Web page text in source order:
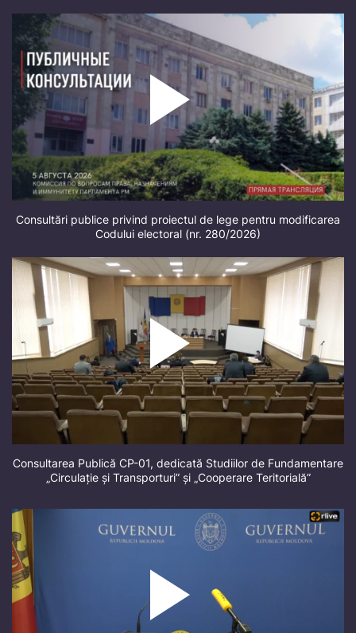
Consultări publice privind proiectul de lege pentru modificarea
Codului electoral (nr. 280/2026)
Consultarea Publică CP-01, dedicată Studiilor de Fundamentare
„Circulație și Transporturi” și „Cooperare Teritorială”